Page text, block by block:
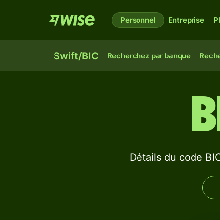
Personnel Entreprise
Swift/BIC Recherchez par banque
Détails du code